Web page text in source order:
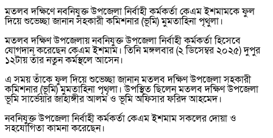
মতলব দক্ষিণে নবনিযুক্ত উপজেলা নির্বাহী কর্মকর্তা কেএম ইশমামকে ফুল
দিয়ে শুভেচ্ছা জানান সহকারী কমিশনার (ভূমি) মুমতাহিনা পৃথুলা।
মতলব দক্ষিণ উপজেলায় নবনিযুক্ত উপজেলা নির্বাহী কর্মকর্তা হিসেবে
যোগদান করেছেন কেএম ইশমাম। তিনি মঙ্গলবার (২ ডিসেম্বর ২০২৫) দুপুর
১২টায় তাঁর নতুন কর্মস্থলে আসেন।
এ সময় তাঁকে ফুল দিয়ে শুভেচ্ছা জানান মতলব দক্ষিণ উপজেলা সহকারী
কমিশনার (ভূমি) মুমতাহিনা পৃথৃলা। উপস্থিত ছিলেন মতলব দক্ষিণ উপজেলা
ভূমি সার্ভেয়ার জাহাঙ্গীর আলম ও ভূমি অফিসার ফরিদ আহমেদ।
নবনিযুক্ত উপজেলা নির্বাহী কর্মকর্তা কেএম ইশমাম সকলের দোয়া ও
সহযোগিতা কামনা করেছেন।